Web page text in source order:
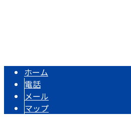
ホーム
電話
メール
マップ